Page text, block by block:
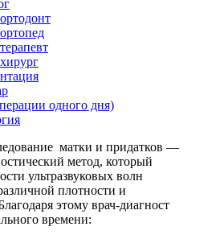
одного дня)
матки и придатков —
метод, который
ультразвуковых волн
плотности и
этому врач-диагност
времени: